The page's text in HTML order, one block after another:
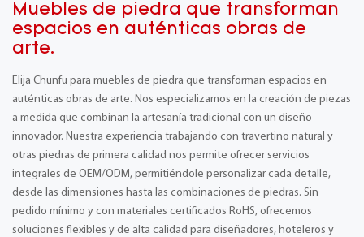
Muebles de piedra que transforman
espacios en auténticas obras de
arte.
Elija Chunfu para muebles de piedra que transforman espacios en
auténticas obras de arte. Nos especializamos en la creación de piezas
a medida que combinan la artesanía tradicional con un diseño
innovador. Nuestra experiencia trabajando con travertino natural y
otras piedras de primera calidad nos permite ofrecer servicios
integrales de OEM/ODM, permitiéndole personalizar cada detalle,
desde las dimensiones hasta las combinaciones de piedras. Sin
pedido mínimo y con materiales certificados RoHS, ofrecemos
soluciones flexibles y de alta calidad para diseñadores, hoteleros y